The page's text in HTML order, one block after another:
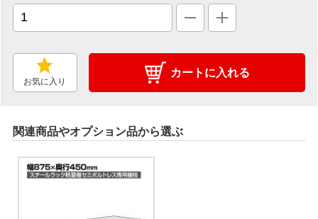
お気に入り
カートに入れる
関連商品やオプション品から選ぶ